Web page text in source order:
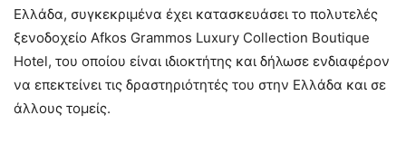
Ελλάδα, συγκεκριμένα έχει κατασκευάσει το πολυτελές
ξενοδοχείο Afkos Grammos Luxury Collection Boutique
Hotel, του οποίου είναι ιδιοκτήτης και δήλωσε ενδιαφέρον
να επεκτείνει τις δραστηριότητές του στην Ελλάδα και σε
άλλους τομείς.